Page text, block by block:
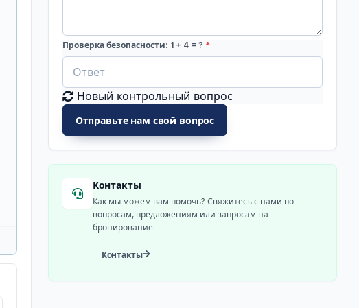
Проверка безопасности: 1 + 4 = ? *
Новый контрольный вопрос
Отправьте нам свой вопрос
Контакты
Как мы можем вам помочь? Свяжитесь с нами по
вопросам, предложениям или запросам на
бронирование.
Контакты